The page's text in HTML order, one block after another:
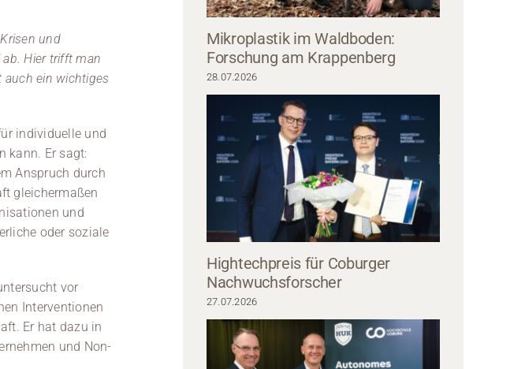
Ein Mann im Anzug und weißem Hemd steht selbstbewusst vor einem historischen
Hochschule Coburg und blickt direkt in die Kamera. Das Bild ist in weiches, natürliches
und
ab. Hier trifft man
auch ein wichtiges
individuelle und
kann. Er sagt:
Anspruch durch
gleichermaßen
und
oder soziale
vor
Interventionen
Er hat dazu in
und Non-
Mikroplastik im Waldboden:
Forschung am Krappenberg
28.07.2026
Hightechpreis für Coburger
Nachwuchsforscher
27.07.2026